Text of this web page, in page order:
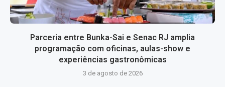
Parceria entre Bunka-Sai e Senac RJ amplia
programação com oficinas, aulas-show e
experiências gastronômicas
3 de agosto de 2026